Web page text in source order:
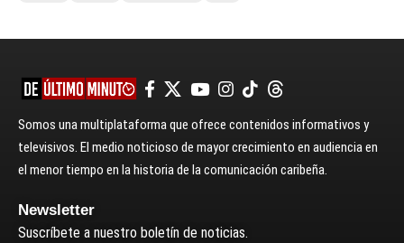
Somos una multiplataforma que ofrece contenidos informativos y
televisivos. El medio noticioso de mayor crecimiento en audiencia en
el menor tiempo en la historia de la comunicación caribeña.
Newsletter
Suscríbete a nuestro boletín de noticias.